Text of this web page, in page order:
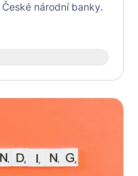
národní banky.